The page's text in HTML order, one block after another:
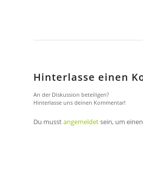
Hinterlasse einen
An der Diskussion beteiligen?
Hinterlasse uns deinen Kommentar!
Du musstangemeldetsein, um